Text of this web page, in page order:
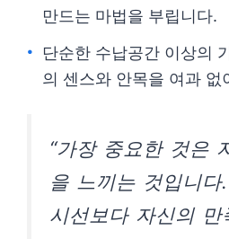
만드는 마법을 부립니다.
단순한 수납공간 이상의
의 센스와 안목을 여과 없
“가장 중요한 것은
을 느끼는 것입니
시선보다 자신의 만